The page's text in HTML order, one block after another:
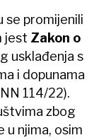
se promijenili
jest Zakon o
usklađenja s
i dopunama
114/22).
zbog
u njima, osim